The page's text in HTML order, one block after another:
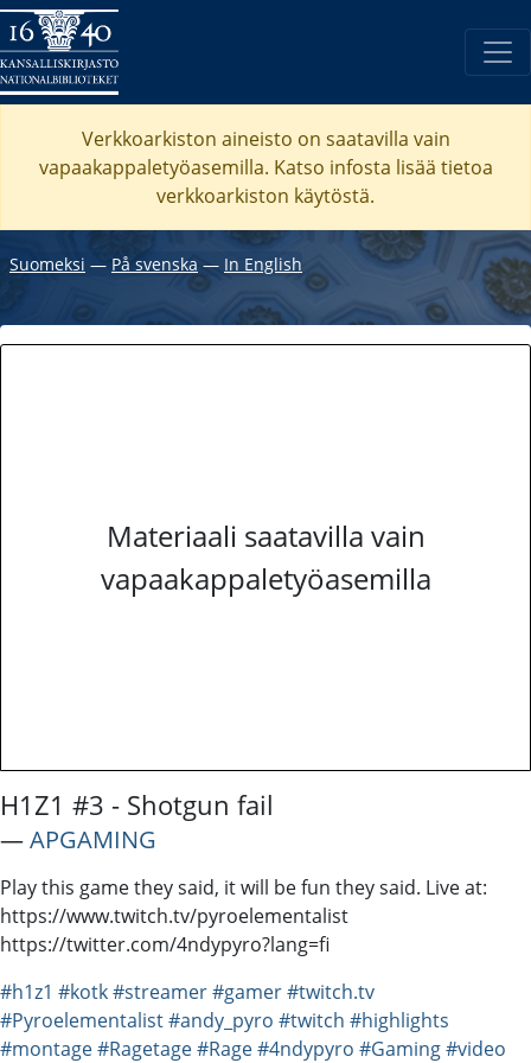
Verkkoarkiston aineisto on saatavilla vain
vapaakappaletyöasemilla. Katso infosta lisää tietoa
verkkoarkiston käytöstä.
Suomeksi ― På svenska ― In English
Materiaali saatavilla vain
vapaakappaletyöasemilla
H1Z1 #3 - Shotgun fail
―APGAMING
Play this game they said, it will be fun they said. Live at:
https://www.twitch.tv/pyroelementalist
https://twitter.com/4ndypyro?lang=fi
#h1z1 #kotk#streamer#gamer#twitch.tv
#Pyroelementalist#andy_pyro #twitch #highlights
#montage#Ragetage#Rage#4ndypyro #Gaming#video